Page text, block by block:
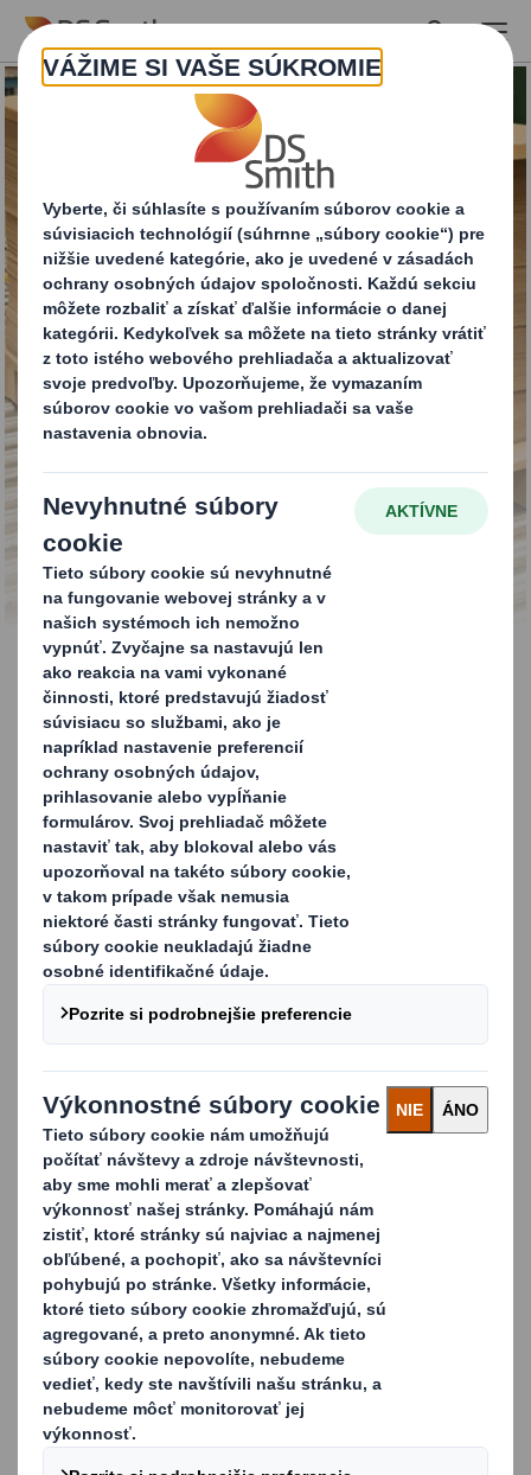
Skip to main content
Vrchnáky DS Smith
PaPillOn
KONTAKTUJTE NÁS!
Vrchnáky DS Smith
PaPillOn
Vrchnák DS Smith PaPillOn je nerozbitný.
Počas prepravy DS Smith PaPillOn zaisťuje,
že páskovanie nepoškodí produkt. Pomáha
vám tiež chrániť a stabilizovať váš produkt.
KONTAKTUJTE NÁS A ZISTITE VIAC!
Fakty: